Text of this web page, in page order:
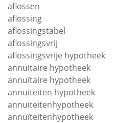
aflossen
aflossing
aflossingstabel
aflossingsvrij
aflossingsvrije hypotheek
annuitaire hypotheek
annuïtaire hypotheek
annuiteiten hypotheek
annuiteitenhypotheek
annuïteitenhypotheek